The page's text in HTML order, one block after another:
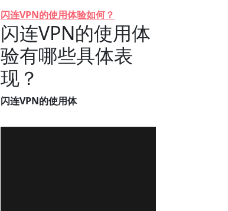
闪连VPN的使用体验如何？
闪连VPN的使用体
验有哪些具体表
现？
闪连VPN的使用体